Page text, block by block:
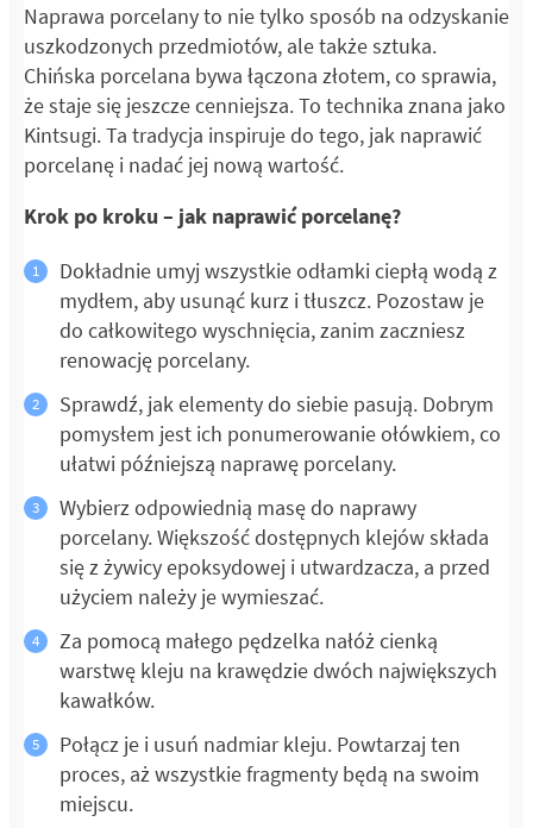
Naprawa porcelany to nie tylko sposób na odzyskanie
uszkodzonych przedmiotów, ale także sztuka.
Chińska porcelana bywa łączona złotem, co sprawia,
że staje się jeszcze cenniejsza. To technika znana jako
Kintsugi. Ta tradycja inspiruje do tego, jak naprawić
porcelanę i nadać jej nową wartość.
Krok po kroku – jak naprawić porcelanę?
Dokładnie umyj wszystkie odłamki ciepłą wodą z
mydłem, aby usunąć kurz i tłuszcz. Pozostaw je
do całkowitego wyschnięcia, zanim zaczniesz
renowację porcelany.
Sprawdź, jak elementy do siebie pasują. Dobrym
pomysłem jest ich ponumerowanie ołówkiem, co
ułatwi późniejszą naprawę porcelany.
Wybierz odpowiednią masę do naprawy
porcelany. Większość dostępnych klejów składa
się z żywicy epoksydowej i utwardzacza, a przed
użyciem należy je wymieszać.
Za pomocą małego pędzelka nałóż cienką
warstwę kleju na krawędzie dwóch największych
kawałków.
Połącz je i usuń nadmiar kleju. Powtarzaj ten
proces, aż wszystkie fragmenty będą na swoim
miejscu.